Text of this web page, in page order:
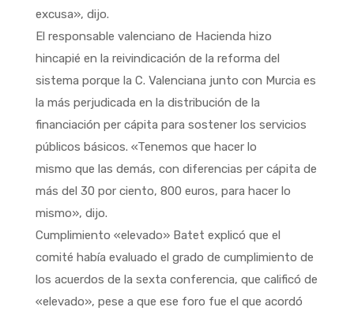
excusa», dijo.
El responsable valenciano de Hacienda hizo
hincapié en la reivindicación de la reforma del
sistema porque la C. Valenciana junto con Murcia es
la más perjudicada en la distribución de la
financiación per cápita para sostener los servicios
públicos básicos. «Tenemos que hacer lo
mismo que las demás, con diferencias per cápita de
más del 30 por ciento, 800 euros, para hacer lo
mismo», dijo.
Cumplimiento «elevado» Batet explicó que el
comité había evaluado el grado de cumplimiento de
los acuerdos de la sexta conferencia, que calificó de
«elevado», pese a que ese foro fue el que acordó